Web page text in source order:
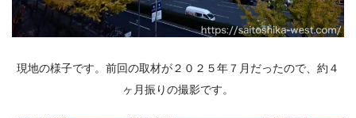
現地の様子です。前回の取材が２０２５年７月だったので、約４
ヶ月振りの撮影です。